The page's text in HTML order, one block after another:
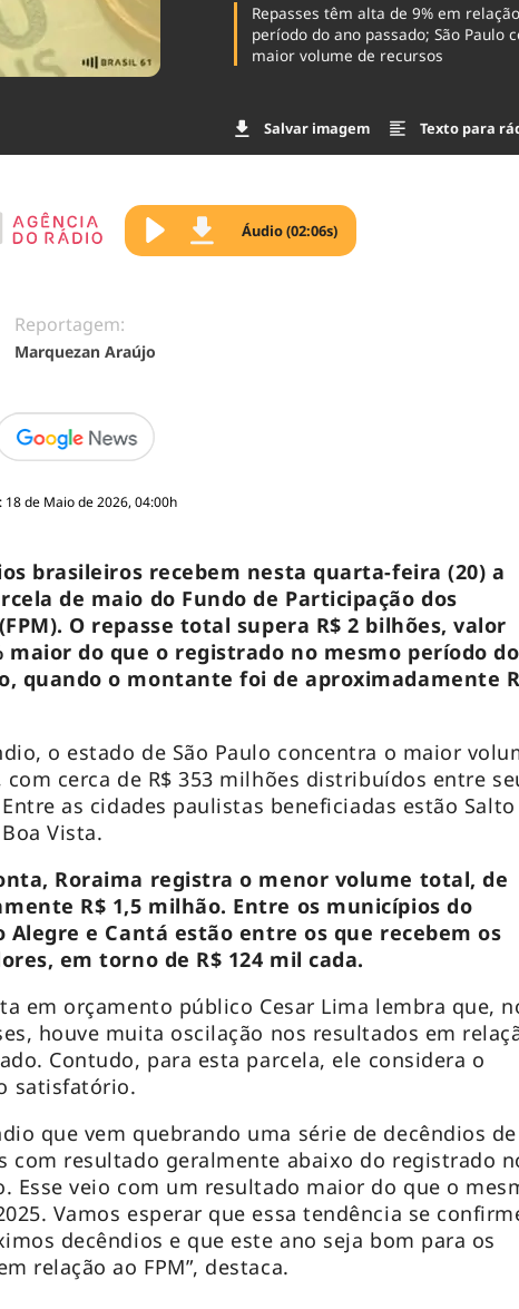
Repasses têm alta de 9% em
período do ano passado; São Paulo
maior volume de recursos
Salvar imagem Texto para
Áudio (02:06s)
Reportagem:
Marquezan Araújo
18 de Maio de 2026, 04:00h
brasileiros recebem nesta quarta-feira (20) a
de maio do Fundo de Participação dos
O repasse total supera R$ 2 bilhões, valor
maior do que o registrado no mesmo período do
quando o montante foi de aproximadamente
o estado de São Paulo concentra o maior
com cerca de R$ 353 milhões distribuídos entre
as cidades paulistas beneficiadas estão Salto
Vista.
Roraima registra o menor volume total, de
R$ 1,5 milhão. Entre os municípios do
Alegre e Cantá estão entre os que recebem os
em torno de R$ 124 mil cada.
em orçamento público Cesar Lima lembra que,
houve muita oscilação nos resultados em
Contudo, para esta parcela, ele considera o
satisfatório.
que vem quebrando uma série de decêndios de
com resultado geralmente abaixo do registrado
Esse veio com um resultado maior do que o
Vamos esperar que essa tendência se
decêndios e que este ano seja bom para os
relação ao FPM”, destaca.